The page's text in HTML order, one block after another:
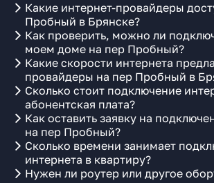
Какие интернет-провайдеры
Пробный в Брянске?
Как проверить, можно ли
моем доме на пер Пробный?
Какие скорости интернета
провайдеры на пер Пробный в
Сколько стоит подключение
абонентская плата?
Как оставить заявку на
на пер Пробный?
Сколько времени занимает
интернета в квартиру?
Нужен ли роутер или другое